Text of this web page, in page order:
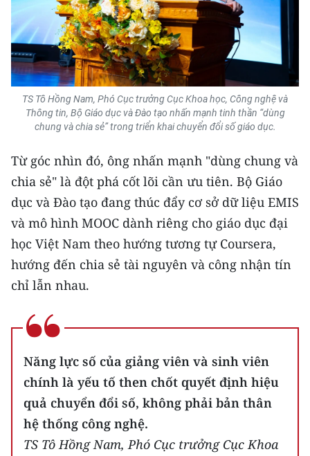
TS Tô Hồng Nam, Phó Cục trưởng Cục Khoa học, Công nghệ và
Thông tin, Bộ Giáo dục và Đào tạo nhấn mạnh tinh thần “dùng
chung và chia sẻ” trong triển khai chuyển đổi số giáo dục.
Từ góc nhìn đó, ông nhấn mạnh "dùng chung và
chia sẻ" là đột phá cốt lõi cần ưu tiên. Bộ Giáo
dục và Đào tạo đang thúc đẩy cơ sở dữ liệu EMIS
và mô hình MOOC dành riêng cho giáo dục đại
học Việt Nam theo hướng tương tự Coursera,
hướng đến chia sẻ tài nguyên và công nhận tín
chỉ lẫn nhau.
Năng lực số của giảng viên và sinh viên
chính là yếu tố then chốt quyết định hiệu
quả chuyển đổi số, không phải bản thân
hệ thống công nghệ.
TS Tô Hồng Nam, Phó Cục trưởng Cục Khoa